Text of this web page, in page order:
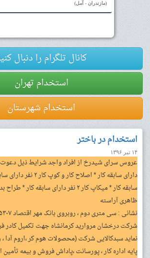
(مازندران - آمل)
کانال تلگرام را دنبال
استخدام تهران
استخدام شهرستان
استخدام در باختر
۱۴ تیر ۱۳۹۶
ظاهری آراسته
نشانی : سی متری دوم ، روبروی بانک مهر اقتصاد ۰۹۱۸۵۵۵۵۳۰۷ – ۳۸۳۶۶۷۶۷
شرکت درخشان مروارید کرمانشاه جهت تکمیل کادر
نماید سبدکالایی شرکت (محصولات هوم کر ،‌اروم آدا
پایه اداره کار ، پورسانت ،‌پاداش فروش و بیمه